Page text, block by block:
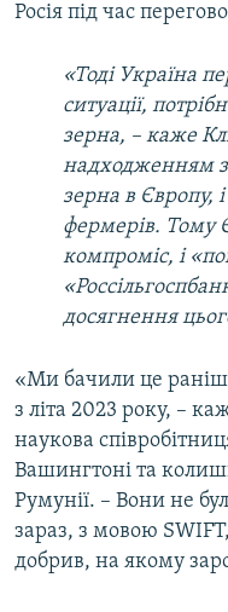
Росія під час
«Тоді Україна
ситуації,
зерна, – каже
надходженням
зерна в Європу,
фермерів. Тому
компроміс, і
досягнення
«Ми бачили це
з літа 2023 року, –
наукова
Вашингтоні та
Румунії. – Вони не
зараз, з мовою
добрив, на якому